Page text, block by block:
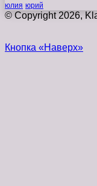
юлия юрий
© Copyright 2026,
Кнопка «Наверх»